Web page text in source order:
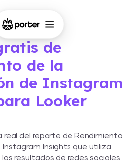
Studio
de
de la
de Instagram
Looker
real del reporte de Rendimiento
Instagram Insights que utiliza
resultados de redes sociales